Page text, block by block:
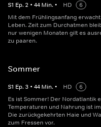
S1 Ep.2 • 44 Min. • HD
6
Mit dem Frühlingsanfang
Leben. Zeit zum Durchatmen
nur wenigen Monaten gilt es
zu paaren.
Sommer
S1 Ep.3 • 44 Min. • HD
6
Es ist Sommer! Der Nordatlantik
Temperaturen und Nahrung ist
Die zurückgekehrten Haie und
zum Fressen vor.